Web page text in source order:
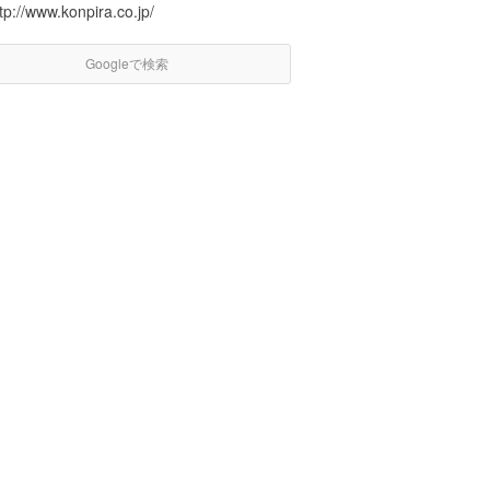
www.konpira.co.jp/
Googleで検索